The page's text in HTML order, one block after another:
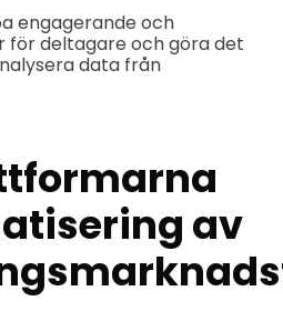
engagerande och
för deltagare och göra det
data från
av